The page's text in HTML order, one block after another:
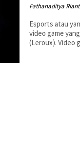
Fathanaditya
Esports atau
video game
(Leroux). Video